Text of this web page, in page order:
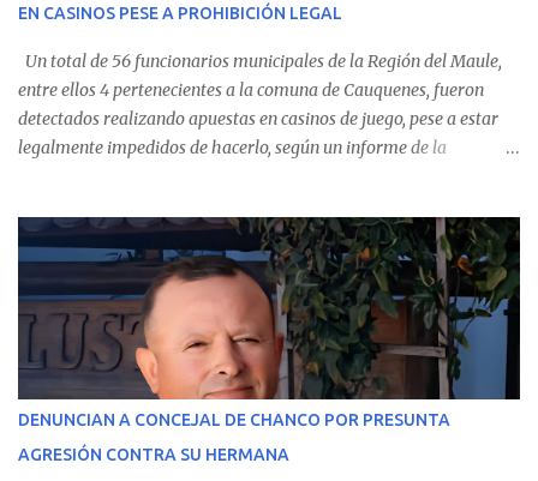
evolución favorable. No obstante, alrededo...
EN CASINOS PESE A PROHIBICIÓN LEGAL
Un total de 56 funcionarios municipales de la Región del Maule,
entre ellos 4 pertenecientes a la comuna de Cauquenes, fueron
detectados realizando apuestas en casinos de juego, pese a estar
legalmente impedidos de hacerlo, según un informe de la
estableció que estos funcionarios —quienes administran o
custodian fondos públicos— efectuaron transacciones por un
monto total de $116.075.918 entre enero de 2024 y junio de 2025.
En el detalle regional, se indica que en la comuna de Cauquenes se
identificó a cuatro funcionarios involucrados en este tipo de
operaciones. Asimismo, se precisa que uno de los casos
corresponde a un funcionario de la Municipalidad de Chanco,
detectaron incumplimientos a la normativa vigente. El informe
DENUNCIAN A CONCEJAL DE CHANCO POR PRESUNTA
AGRESIÓN CONTRA SU HERMANA